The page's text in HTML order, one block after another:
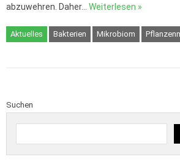
abzuwehren. Daher… Weiterlesen »
Aktuelles Bakterien Mikrobiom
Suchen